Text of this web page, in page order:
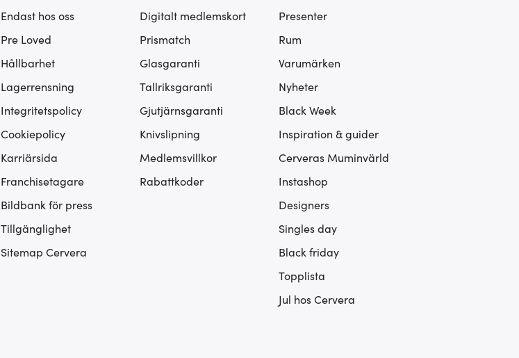
Endast hos oss
Pre Loved
Hållbarhet
Lagerrensning
Integritetspolicy
Cookiepolicy
Karriärsida
Franchisetagare
Bildbank för press
Tillgänglighet
Sitemap Cervera
Digitalt medlemskort
Prismatch
Glasgaranti
Tallriksgaranti
Gjutjärnsgaranti
Knivslipning
Medlemsvillkor
Rabattkoder
Presenter
Rum
Varumärken
Nyheter
Black Week
Inspiration & guider
Cerveras Muminvärld
Instashop
Designers
Singles day
Black friday
Topplista
Jul hos Cervera